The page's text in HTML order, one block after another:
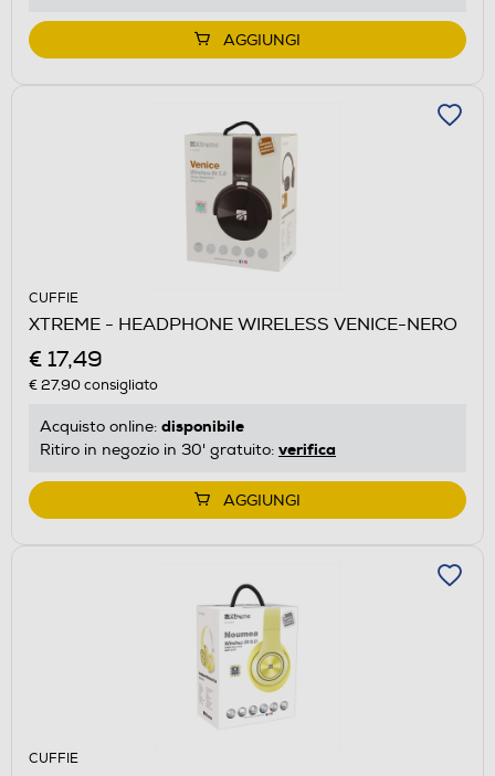
AGGIUNGI
CUFFIE
XTREME - HEADPHONE WIRELESS VENICE-NERO
€ 17,49
€ 27,90consigliato
Acquisto online: disponibile
Ritiro in negozio in 30' gratuito: verifica
AGGIUNGI
CUFFIE